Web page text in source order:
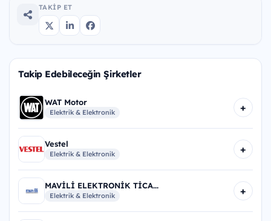
TAKIP ET
Takip Edebileceğin Şirketler
WAT Motor
Elektrik & Elektronik +
Vestel
Elektrik & Elektronik +
MAVİLİ ELEKTRONİK TİCA...
Elektrik & Elektronik +